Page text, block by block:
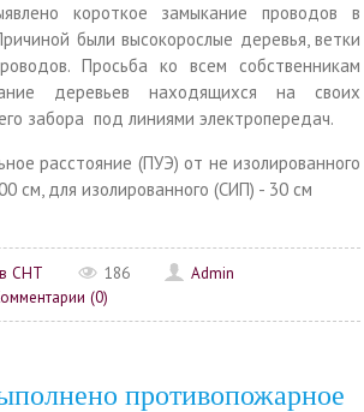
короткое замыкание проводов в
были высокорослые деревья, ветки
Просьба ко всем собственникам
деревьев находящихся на своих
забора под линиями электропередач.
расстояние (ПУЭ) от не изолированного
см, для изолированного (СИП) - 30 см
СНТ 186
Admin
(0)
противопожарное